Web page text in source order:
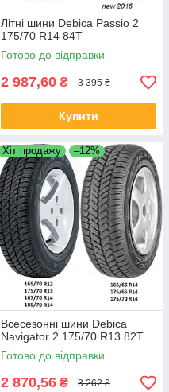
Літні шини Debica Passio 2
175/70 R14 84T
Готово до відправки
2 987,60 ₴ 3 395 ₴
Купити
Хіт продажу –12%
Всесезонні шини Debica
Navigator 2 175/70 R13 82T
Готово до відправки
2 870,56 ₴ 3 262 ₴